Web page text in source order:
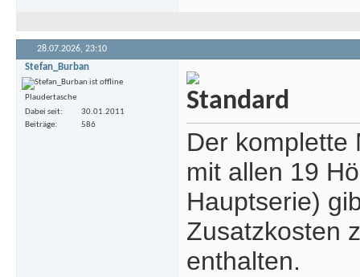
28.07.2026, 23:10
Stefan_Burban
Plaudertasche
Dabei seit
30.01.2011
Beiträge
586
Der komplette
mit allen 19
Hauptserie)
Zusatzkosten
enthalten.